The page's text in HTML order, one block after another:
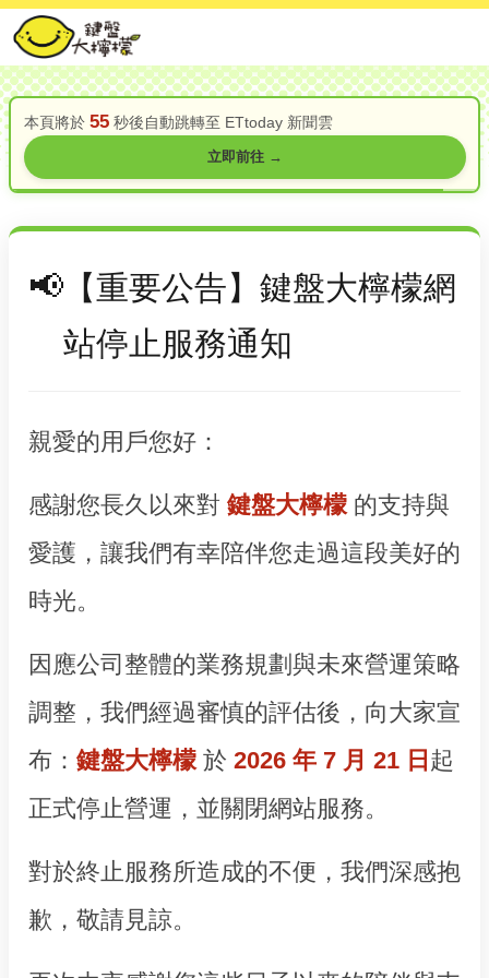
本頁將於 55秒後自動跳轉至 ETtoday 新聞雲
立即前往 →
【重要公告】鍵盤大檸檬網
站停止服務通知
親愛的用戶您好：
感謝您長久以來對 鍵盤大檸檬的支持與
愛護，讓我們有幸陪伴您走過這段美好的
時光。
因應公司整體的業務規劃與未來營運策略
調整，我們經過審慎的評估後，向大家宣
布： 鍵盤大檸檬於 2026 年 7 月 21 日 起
正式停止營運，並關閉網站服務。
對於終止服務所造成的不便，我們深感抱
歉，敬請見諒。